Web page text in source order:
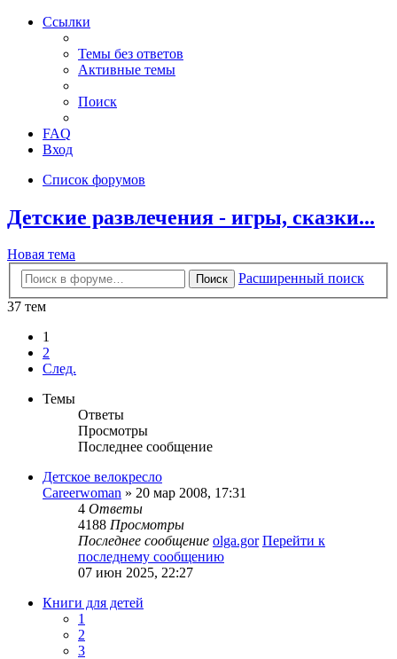
Ссылки
Темы без ответов
Активные темы
Поиск
FAQ
Вход
Список форумов
Детские развлечения - игры, сказки...
Новая тема
Поиск
Расширенный поиск
37 тем
1
2
След.
Темы
Ответы
Просмотры
Последнее сообщение
Детское велокресло
Careerwoman » 20 мар 2008, 17:31
4 Ответы
4188 Просмотры
Последнее сообщение olga.gor Перейти к
последнему сообщению
07 июн 2025, 22:27
Книги для детей
1
2
3